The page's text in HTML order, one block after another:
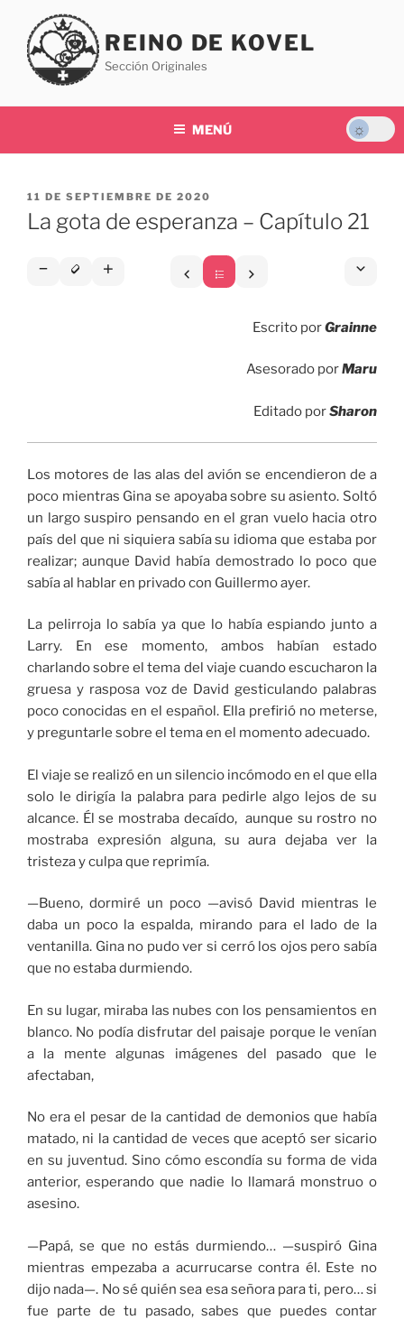
contenido
REINO DE KOVEL
Sección Originales
MENÚ
PUBLICADO
EL
11 DE SEPTIEMBRE DE 2020
La gota de esperanza – Capítulo 21
Escrito porGrainne
Asesorado porMaru
Editado porSharon
Los motores de las alas del avión se encendieron de a
poco mientras Gina se apoyaba sobre su asiento. Soltó
un largo suspiro pensando en el gran vuelo hacia otro
país del que ni siquiera sabía su idioma que estaba por
realizar; aunque David había demostrado lo poco que
sabía al hablar en privado con Guillermo ayer.
La pelirroja lo sabía ya que lo había espiando junto a
Larry. En ese momento, ambos habían estado
charlando sobre el tema del viaje cuando escucharon la
gruesa y rasposa voz de David gesticulando palabras
poco conocidas en el español. Ella prefirió no meterse,
y preguntarle sobre el tema en el momento adecuado.
El viaje se realizó en un silencio incómodo en el que ella
solo le dirigía la palabra para pedirle algo lejos de su
alcance. Él se mostraba decaído, aunque su rostro no
mostraba expresión alguna, su aura dejaba ver la
tristeza y culpa que reprimía.
—Bueno, dormiré un poco —avisó David mientras le
daba un poco la espalda, mirando para el lado de la
ventanilla. Gina no pudo ver si cerró los ojos pero sabía
que no estaba durmiendo.
En su lugar, miraba las nubes con los pensamientos en
blanco. No podía disfrutar del paisaje porque le venían
a la mente algunas imágenes del pasado que le
afectaban,
No era el pesar de la cantidad de demonios que había
matado, ni la cantidad de veces que aceptó ser sicario
en su juventud. Sino cómo escondía su forma de vida
anterior, esperando que nadie lo llamará monstruo o
asesino.
—Papá, se que no estás durmiendo… —suspiró Gina
mientras empezaba a acurrucarse contra él. Este no
dijo nada—. No sé quién sea esa señora para ti, pero… si
fue parte de tu pasado, sabes que puedes contar